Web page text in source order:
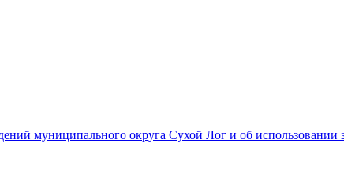
муниципального округа Сухой Лог и об использовании